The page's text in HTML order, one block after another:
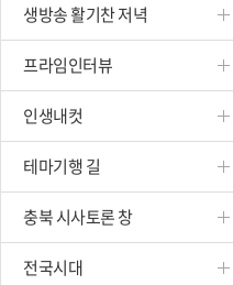
생방송 활기찬 저녁
프라임인터뷰
인생내컷
테마기행 길
충북 시사토론 창
전국시대